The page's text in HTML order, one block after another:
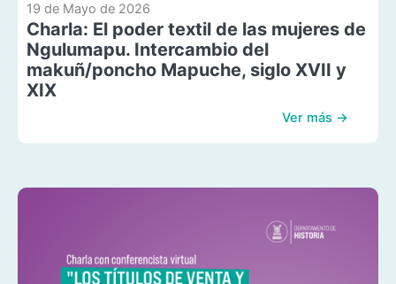
19 de Mayo de 2026
Charla: El poder textil de las mujeres de
Ngulumapu. Intercambio del
makuñ/poncho Mapuche, siglo XVII y
XIX
Ver más →